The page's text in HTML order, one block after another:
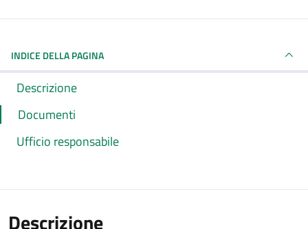
INDICE DELLA PAGINA
Descrizione
Documenti
Ufficio responsabile
Descrizione